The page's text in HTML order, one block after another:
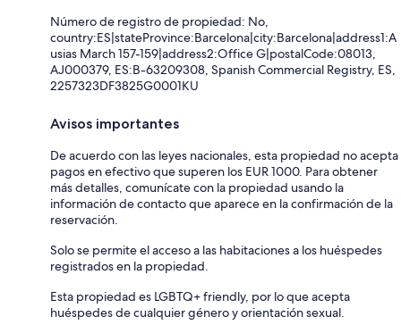
Número de registro de propiedad: No,
country:ES|stateProvince:Barcelona|city:Barcelona|address1:A
usias March 157-159|address2:Office G|postalCode:08013,
AJ000379, ES:B-63209308, Spanish Commercial Registry, ES,
2257323DF3825G0001KU
Avisos importantes
De acuerdo con las leyes nacionales, esta propiedad no acepta
pagos en efectivo que superen los EUR 1000. Para obtener
más detalles, comunícate con la propiedad usando la
información de contacto que aparece en la confirmación de la
reservación.
Solo se permite el acceso a las habitaciones a los huéspedes
registrados en la propiedad.
Esta propiedad es LGBTQ+ friendly, por lo que acepta
huéspedes de cualquier género y orientación sexual.